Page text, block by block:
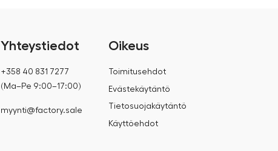
Yhteystiedot
+358 40 831 7277
(Ma–Pe 9:00–17:00)
myynti@factory.sale
Oikeus
Toimitusehdot
Evästekäytäntö
Tietosuojakäytäntö
Käyttöehdot